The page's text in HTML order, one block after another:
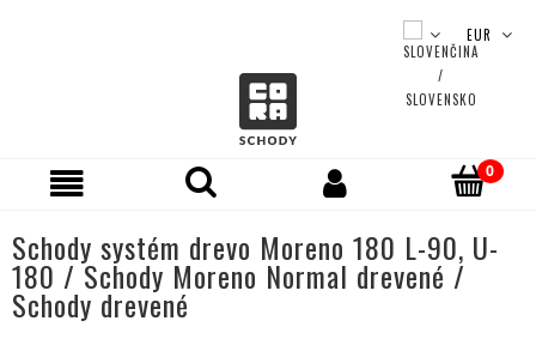
Schody systém drevo Moreno 180 L-90, U-
180 / Schody Moreno Normal drevené /
Schody drevené